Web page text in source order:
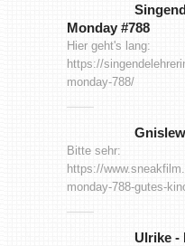
Monday #788
Hier geht's lang:
https://
monday-788/
Gnislew
Bitte sehr:
https://
monday-788-gutes-
Ulrike -